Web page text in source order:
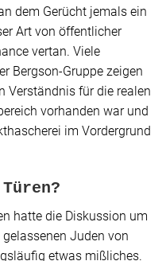
dem Gerücht jemals ein
Art von öffentlicher
vertan. Viele
Bergson-Gruppe zeigen
Verständnis für die realen
vorhanden war und
im Vordergrund
hatte die Diskussion um
Juden von
etwas mißliches.